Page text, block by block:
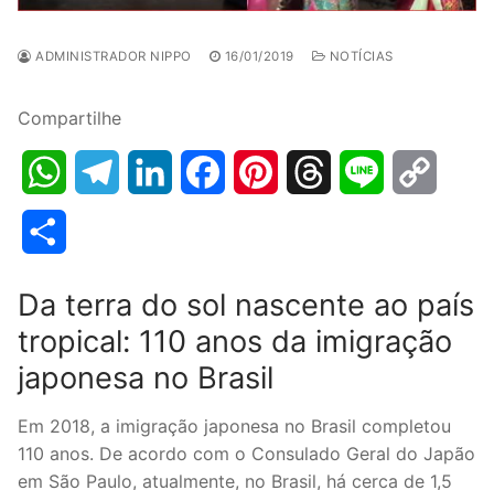
ADMINISTRADOR NIPPO 16/01/2019 NOTÍCIAS
Compartilhe
WhatsAppTelegramLinkedInFacebookPinterestThreads Line
Da terra do sol nascente ao país
tropical: 110 anos da imigração
japonesa no Brasil
Em 2018, a imigração japonesa no Brasil completou
110 anos. De acordo com o Consulado Geral do Japão
em São Paulo, atualmente, no Brasil, há cerca de 1,5